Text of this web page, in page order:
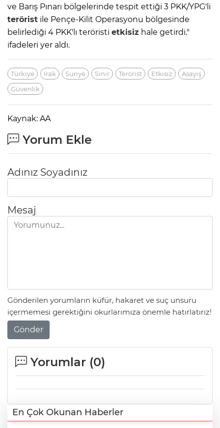
ve Barış Pınarı bölgelerinde tespit ettiği 3 PKK/YPG'li
terörist ile Pençe-Kilit Operasyonu bölgesinde
belirlediği 4 PKK'lı teröristi etkisiz hale getirdi."
ifadeleri yer aldı.
Türkiye Irak Suriye Sınır Terörist Etkisiz
Asayiş
Güvenlik
Kaynak: AA
Yorum Ekle
Adınız Soyadınız
Mesaj
Gönderilen yorumların küfür, hakaret ve suç unsuru
içermemesi gerektiğini okurlarımıza önemle hatırlatırız!
Gönder
Yorumlar (0)
En Çok Okunan Haberler